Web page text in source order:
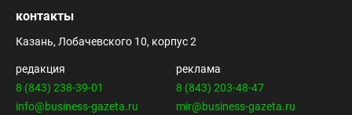
контакты
Казань, Лобачевского 10, корпус 2
редакция
8 (843) 238-39-01
info@business-gazeta.ru
реклама
8 (843) 203-48-47
mir@business-gazeta.ru